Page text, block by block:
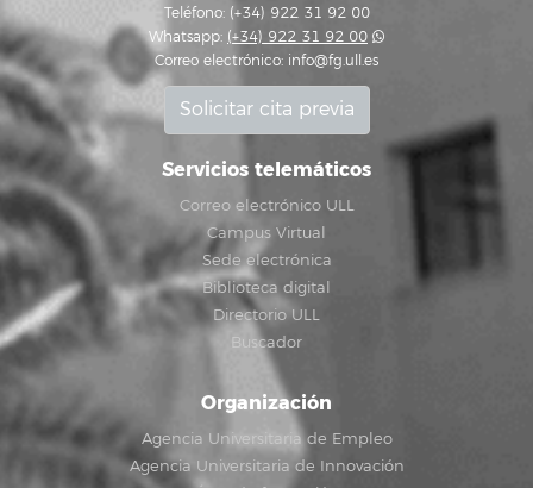
Teléfono: (+34) 922 31 92 00
Whatsapp: (+34) 922 31 92 00
Correo electrónico: info@fg.ull.es
Solicitar cita previa
Servicios telemáticos
Correo electrónico ULL
Campus Virtual
Sede electrónica
Biblioteca digital
Directorio ULL
Buscador
Organización
Agencia Universitaria de Empleo
Agencia Universitaria de Innovación